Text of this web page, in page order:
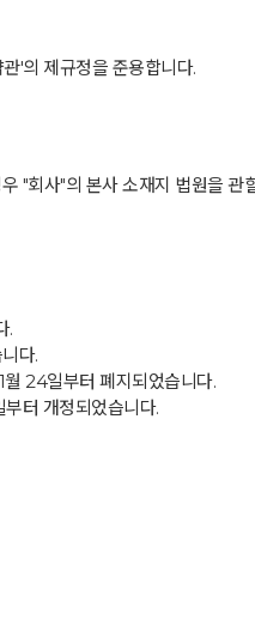
'의 제규정을 준용합니다.
"회사"의 본사 소재지 법원을 관
.
다.
24일부터 폐지되었습니다.
터 개정되었습니다.